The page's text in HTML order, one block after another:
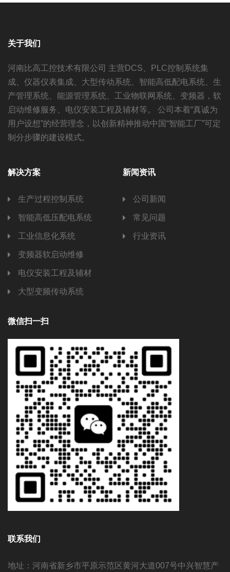
关于我们
河南比高工控技术有限公司 主营DCS、PLC控制系统集
成、仪器仪表集成、大型传动系统、智能高低配电系统、生
产管理系统、能源管理系统、工业物联网系统、变频器，软
启动维修服务、电仪安装工程及辅材等。 公司本着“真诚为
用户设想”的经营理念，以创新精神推动中国“智能工厂”可定
制分步骤的建设模式。
解决方案
生产过程控制系统
智能高低压配电系统
工业信息化系统
变频器软启动维修
电仪安装工程及辅材
大型变频传动系统
新闻资讯
公司新闻
常见问题
行业资讯
微信扫一扫
联系我们
地址：河南省新乡市平原示范区黄河大道007号中兴智慧产